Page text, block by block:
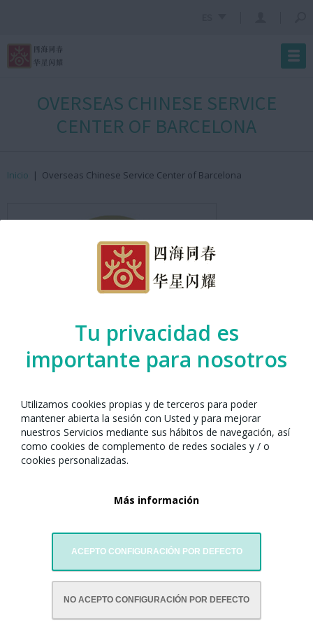
Tu privacidad es
importante para nosotros
Utilizamos cookies propias y de terceros para poder
mantener abierta la sesión con Usted y para mejorar
nuestros Servicios mediante sus hábitos de navegación, así
como cookies de complemento de redes sociales y / o
cookies personalizadas.
Más información
ACEPTO CONFIGURACIÓN POR DEFECTO
NO ACEPTO CONFIGURACIÓN POR DEFECTO
OVERSEAS CHINESE SERVICE
CENTER OF BARCELONA
Inicio | Overseas Chinese Service Center of Barcelona